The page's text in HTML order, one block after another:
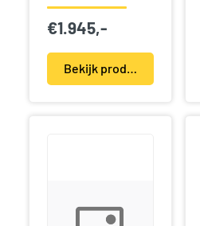
€1.945,-
Bekijk product(en)